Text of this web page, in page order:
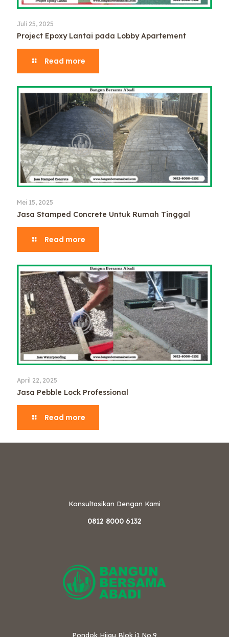
Juli 25, 2025
Project Epoxy Lantai pada Lobby Apartement
Read more
Mei 15, 2025
Jasa Stamped Concrete Untuk Rumah Tinggal
Read more
April 22, 2025
Jasa Pebble Lock Professional
Read more
Konsultasikan Dengan Kami
0812 8000 6132
Pondok Hijau Blok i1 No.9